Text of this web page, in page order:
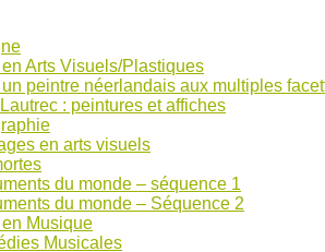
Arts Visuels/Plastiques
peintre néerlandais aux multiples
: peintures et affiches
en arts visuels
du monde – séquence 1
du monde – Séquence 2
Musique
Musicales